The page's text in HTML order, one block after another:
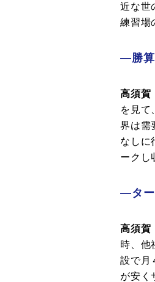
近な世
練習場
―勝算
高須賀
を見て
界は需
なしに
ークし
―ター
高須賀
時、他
設で月
が安く